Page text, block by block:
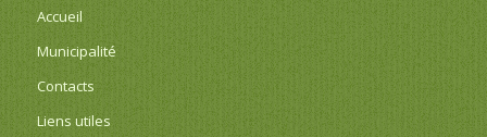
Accueil
Municipalité
Contacts
Liens utiles